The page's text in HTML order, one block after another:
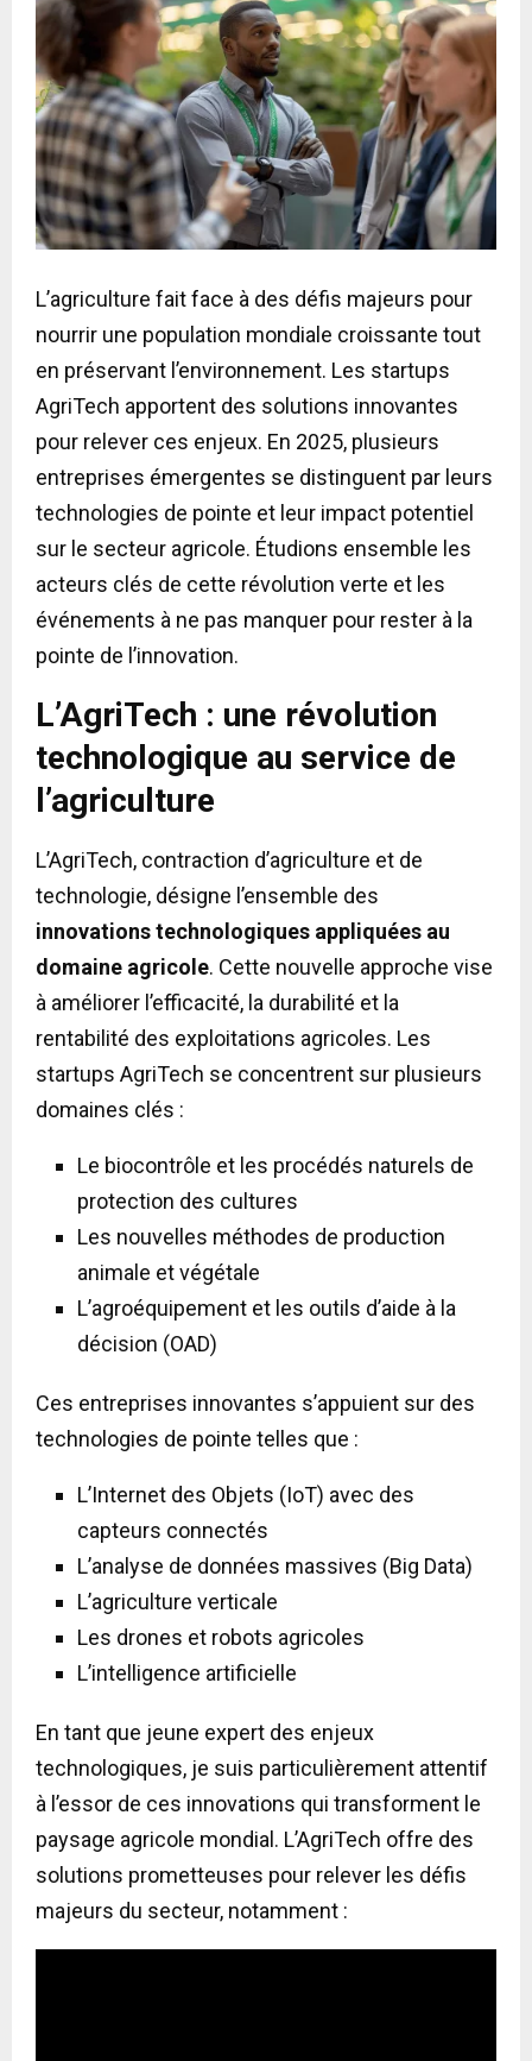
L’agriculture fait face à des défis majeurs pour
nourrir une population mondiale croissante tout
en préservant l’environnement. Les startups
AgriTech apportent des solutions innovantes
pour relever ces enjeux. En 2025, plusieurs
entreprises émergentes se distinguent par leurs
technologies de pointe et leur impact potentiel
sur le secteur agricole. Étudions ensemble les
acteurs clés de cette révolution verte et les
événements à ne pas manquer pour rester à la
pointe de l’innovation.
L’AgriTech : une révolution
technologique au service de
l’agriculture
L’AgriTech, contraction d’agriculture et de
technologie, désigne l’ensemble des
innovations technologiques appliquées au
domaine agricole. Cette nouvelle approche vise
à améliorer l’efficacité, la durabilité et la
rentabilité des exploitations agricoles. Les
startups AgriTech se concentrent sur plusieurs
domaines clés :
Le biocontrôle et les procédés naturels de
protection des cultures
Les nouvelles méthodes de production
animale et végétale
L’agroéquipement et les outils d’aide à la
décision (OAD)
Ces entreprises innovantes s’appuient sur des
technologies de pointe telles que :
L’Internet des Objets (IoT) avec des
capteurs connectés
L’analyse de données massives (Big Data)
L’agriculture verticale
Les drones et robots agricoles
L’intelligence artificielle
En tant que jeune expert des enjeux
technologiques, je suis particulièrement attentif
à l’essor de ces innovations qui transforment le
paysage agricole mondial. L’AgriTech offre des
solutions prometteuses pour relever les défis
majeurs du secteur, notamment :